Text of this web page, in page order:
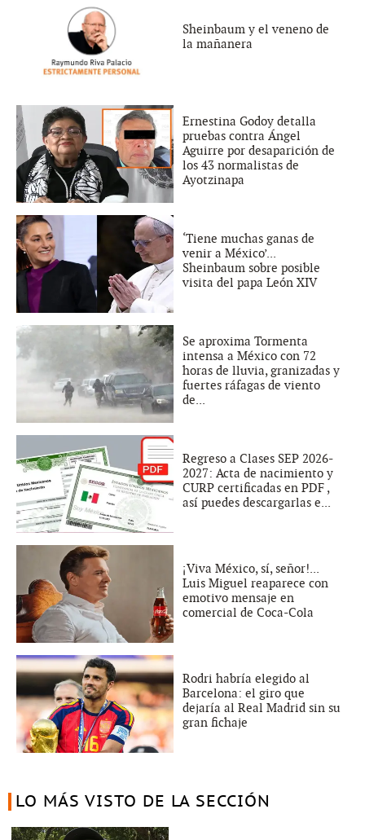
Sheinbaum y el veneno de
la mañanera
Ernestina Godoy detalla
pruebas contra Ángel
Aguirre por desaparición de
los 43 normalistas de
Ayotzinapa
‘Tiene muchas ganas de
venir a México’...
Sheinbaum sobre posible
visita del papa León XIV
Se aproxima Tormenta
intensa a México con 72
horas de lluvia, granizadas y
fuertes ráfagas de viento
de...
Regreso a Clases SEP 2026-
2027: Acta de nacimiento y
CURP certificadas en PDF ,
así puedes descargarlas e...
¡Viva México, sí, señor!...
Luis Miguel reaparece con
emotivo mensaje en
comercial de Coca-Cola
Rodri habría elegido al
Barcelona: el giro que
dejaría al Real Madrid sin su
gran fichaje
LO MÁS VISTO DE LA SECCIÓN